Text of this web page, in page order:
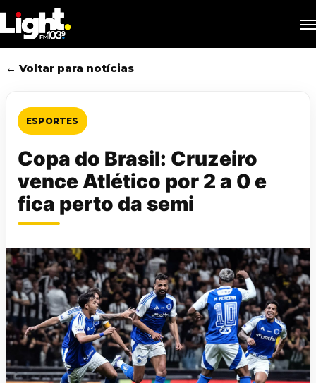
to
main
content
← Voltar para notícias
ESPORTES
Copa do Brasil: Cruzeiro
vence Atlético por 2 a 0 e
fica perto da semi